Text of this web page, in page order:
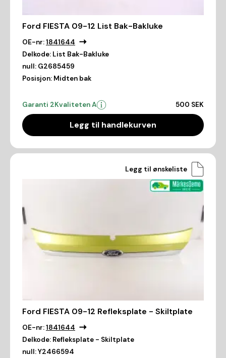
Ford FIESTA 09-12 List Bak-Bakluke
OE-nr:1841644
Delkode: List Bak-Bakluke
null: G2685459
Posisjon: Midten bak
Garanti 2Kvaliteten A 500 SEK
Legg til handlekurven
Legg til ønskeliste
Ford FIESTA 09-12 Refleksplate - Skiltplate
OE-nr:1841644
Delkode: Refleksplate - Skiltplate
null:Y2466594